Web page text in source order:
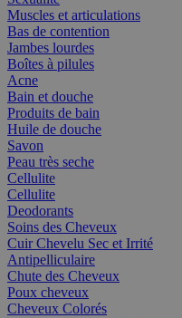
Muscles et articulations
Bas de contention
Jambes lourdes
Boîtes à pilules
Acne
Bain et douche
Produits de bain
Huile de douche
Savon
Peau très seche
Cellulite
Cellulite
Deodorants
Soins des Cheveux
Cuir Chevelu Sec et Irrité
Antipelliculaire
Chute des Cheveux
Poux cheveux
Cheveux Colorés